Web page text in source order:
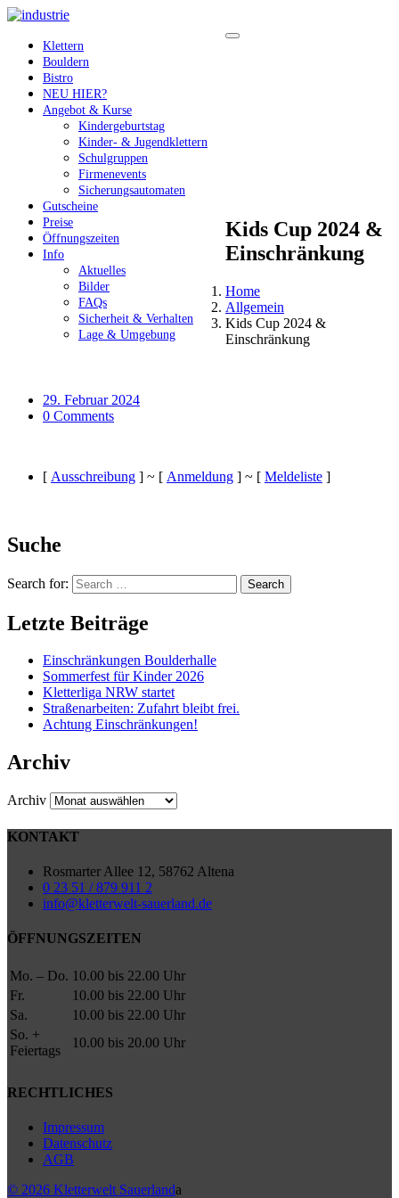
Klettern
Bouldern
Bistro
NEU HIER?
Angebot & Kurse
Kindergeburtstag
Kinder- & Jugendklettern
Schulgruppen
Firmenevents
Sicherungsautomaten
Gutscheine
Preise
Öffnungszeiten
Info
Aktuelles
Bilder
FAQs
Sicherheit & Verhalten
Lage & Umgebung
Kids Cup 2024 &
Einschränkung
Home
Allgemein
Kids Cup 2024 &
Einschränkung
29. Februar 2024
0 Comments
[ Ausschreibung ] ~ [ Anmeldung ] ~ [ Meldeliste ]
Suche
Search for: Search
Letzte Beiträge
Einschränkungen Boulderhalle
Sommerfest für Kinder 2026
Kletterliga NRW startet
Straßenarbeiten: Zufahrt bleibt frei.
Achtung Einschränkungen!
Archiv
Archiv
KONTAKT
Rosmarter Allee 12, 58762 Altena
0 23 51 / 879 911 2
info@kletterwelt-sauerland.de
ÖFFNUNGSZEITEN
Mo. – Do. 10.00 bis 22.00 Uhr
Fr.
10.00 bis 22.00 Uhr
Sa.
10.00 bis 22.00 Uhr
So. +
Feiertags
10.00 bis 20.00 Uhr
RECHTLICHES
Impressum
Datenschutz
AGB
© 2026 Kletterwelt Sauerlanda